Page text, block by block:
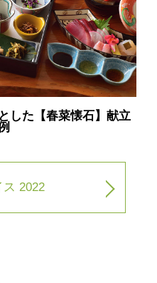
した【春菜懐石】献立
ス 2022